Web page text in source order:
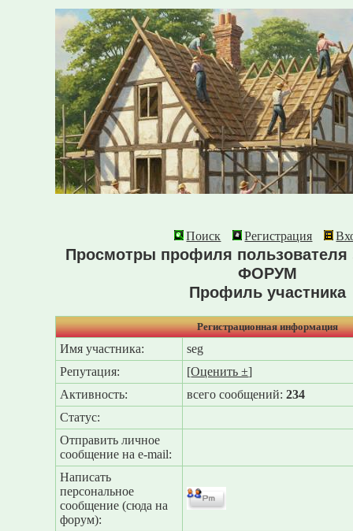
Поиск Регистрация
Просмотры профиля
ФОРУМ
Профиль участника
Регистрационная информация
Имя участника:
seg
Репутация:
[Оценить ±]
Активность:
всего сообщений:234
Статус:
Отправить личное
сообщение на e-mail:
Написать
персональное
сообщение (сюда на
форум):